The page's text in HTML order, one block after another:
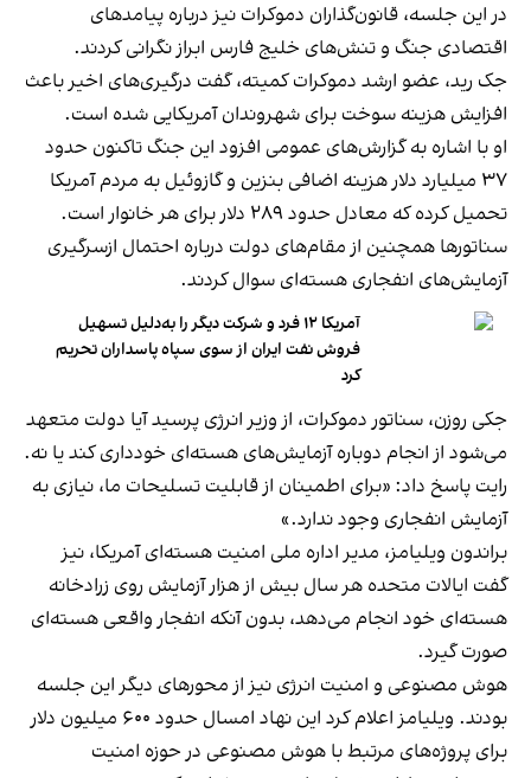
در این جلسه، قانون‌گذاران دموکرات نیز درباره پیامدهای
اقتصادی جنگ و تنش‌های خلیج فارس ابراز نگرانی کردند.
جک رید، عضو ارشد دموکرات کمیته، گفت درگیری‌های اخیر باعث
افزایش هزینه سوخت برای شهروندان آمریکایی شده است.
او با اشاره به گزارش‌های عمومی افزود این جنگ تاکنون حدود
۳۷ میلیارد دلار هزینه اضافی بنزین و گازوئیل به مردم آمریکا
تحمیل کرده که معادل حدود ۲۸۹ دلار برای هر خانوار است.
سناتورها همچنین از مقام‌های دولت درباره احتمال ازسرگیری
آزمایش‌های انفجاری هسته‌ای سوال کردند.
آمریکا ۱۲ فرد و شرکت دیگر را به‌دلیل تسهیل
فروش نفت ایران از سوی سپاه پاسداران تحریم
کرد
جکی روزن، سناتور دموکرات، از وزیر انرژی پرسید آیا دولت متعهد
می‌شود از انجام دوباره آزمایش‌های هسته‌ای خودداری کند یا نه.
رایت پاسخ داد: «برای اطمینان از قابلیت تسلیحات ما، نیازی به
آزمایش انفجاری وجود ندارد.»
براندون ویلیامز، مدیر اداره ملی امنیت هسته‌ای آمریکا، نیز
گفت ایالات متحده هر سال بیش از هزار آزمایش روی زرادخانه
هسته‌ای خود انجام می‌دهد، بدون آنکه انفجار واقعی هسته‌ای
صورت گیرد.
هوش مصنوعی و امنیت انرژی نیز از محورهای دیگر این جلسه
بودند. ویلیامز اعلام کرد این نهاد امسال حدود ۶۰۰ میلیون دلار
برای پروژه‌های مرتبط با هوش مصنوعی در حوزه امنیت